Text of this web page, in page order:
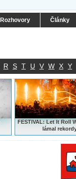
Rozhovory Články
R S T U V W X Y
FESTIVAL: Let It Roll
lámal